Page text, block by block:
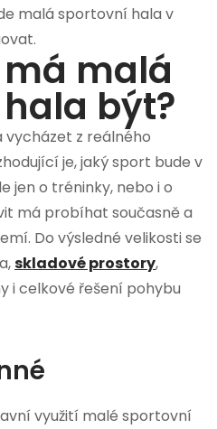
malá sportovní hala v
malá
být?
vycházet z reálného
je, jaký sport bude v
jen o tréninky, nebo i o
má probíhat současně a
Do výsledné velikosti se
skladové prostory,
i celkové řešení pohybu
využití malé sportovní